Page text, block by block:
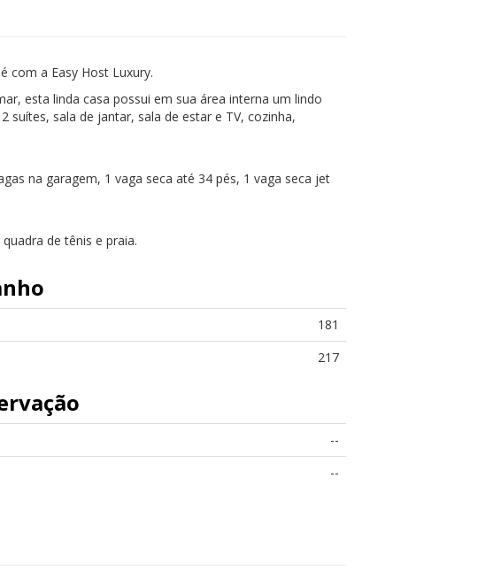
com a Easy Host Luxury.
esta linda casa possui em sua área interna um lindo
suítes, sala de jantar, sala de estar e TV, cozinha,
na garagem, 1 vaga seca até 34 pés, 1 vaga seca jet
de tênis e praia.
181
217
--
--